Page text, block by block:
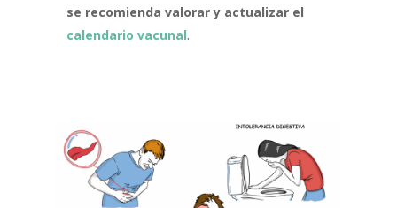
se recomienda valorar y actualizar el
calendario vacunal.